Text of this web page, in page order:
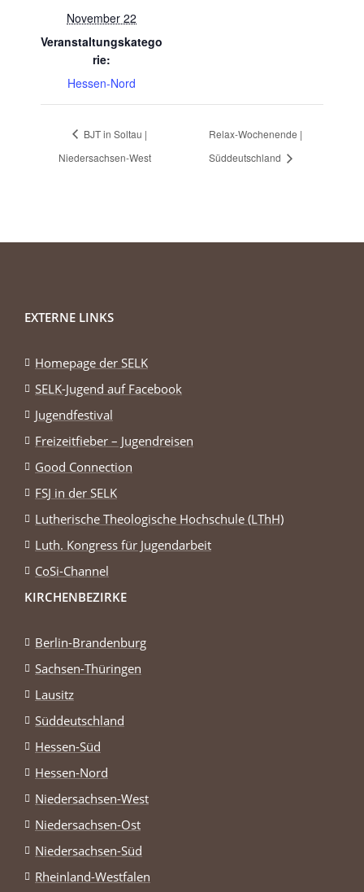
November 22
Veranstaltungskatego
rie:
Hessen-Nord
BJT in Soltau |
Niedersachsen-West
Relax-Wochenende |
Süddeutschland
EXTERNE LINKS
Homepage der SELK
SELK-Jugend auf Facebook
Jugendfestival
Freizeitfieber – Jugendreisen
Good Connection
FSJ in der SELK
Lutherische Theologische Hochschule (LThH)
Luth. Kongress für Jugendarbeit
CoSi-Channel
KIRCHENBEZIRKE
Berlin-Brandenburg
Sachsen-Thüringen
Lausitz
Süddeutschland
Hessen-Süd
Hessen-Nord
Niedersachsen-West
Niedersachsen-Ost
Niedersachsen-Süd
Rheinland-Westfalen